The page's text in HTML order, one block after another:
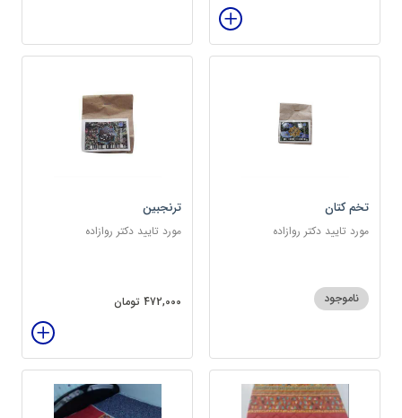
تخم کتان
مورد تایید دکتر روازاده
ناموجود
ترنجبین
مورد تایید دکتر روازاده
472,000 تومان